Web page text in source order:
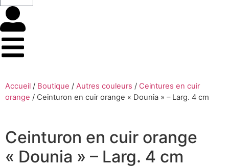
Accueil / Boutique / Autres couleurs / Ceintures en cuir
orange / Ceinturon en cuir orange « Dounia » – Larg. 4 cm
Ceinturon en cuir orange
« Dounia » – Larg. 4 cm